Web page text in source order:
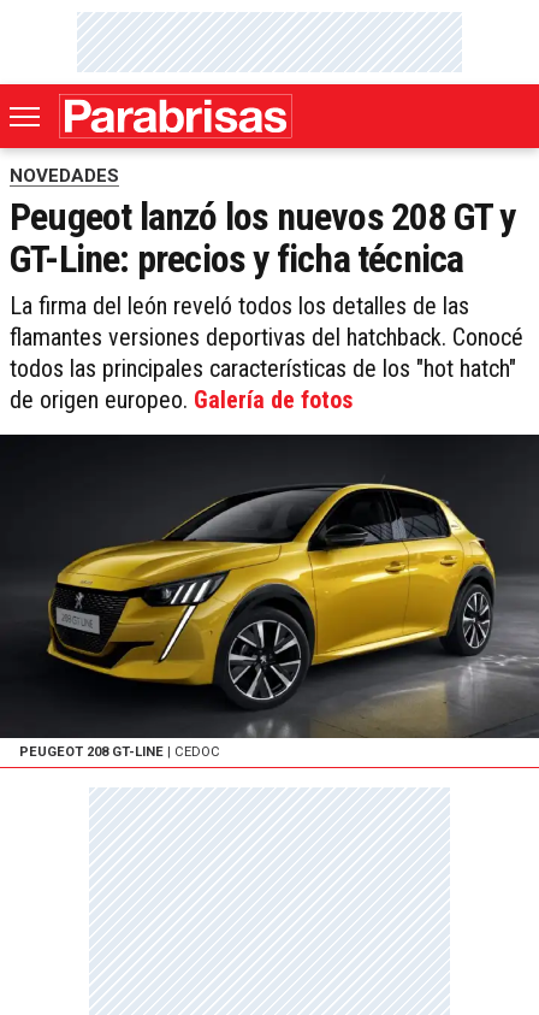
NOVEDADES
Peugeot lanzó los nuevos 208 GT y
GT-Line: precios y ficha técnica
La firma del león reveló todos los detalles de las
flamantes versiones deportivas del hatchback. Conocé
todos las principales características de los "hot hatch"
de origen europeo. Galería de fotos
PEUGEOT 208 GT-LINE | CEDOC